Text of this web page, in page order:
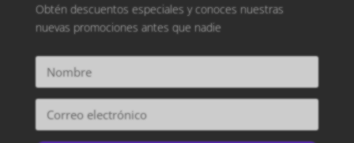
Obtén descuentos especiales y conoces nuestras
nuevas promociones antes que nadie